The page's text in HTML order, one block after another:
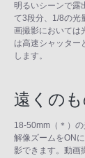
明るいシーンで露
て3段分、1/8の光
画撮影においては
は高速シャッター
します。
遠くの
18-50mm（＊）
解像ズームをON
影できます。動画